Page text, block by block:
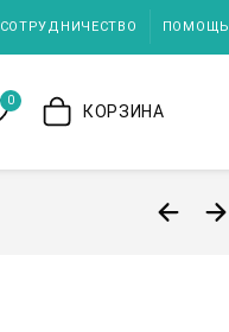
СОТРУДНИЧЕСТВО ПОМОЩЬ
0
КОРЗИНА